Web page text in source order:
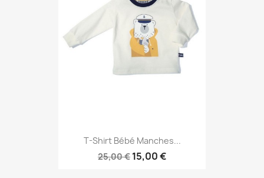
T-Shirt Bébé Manches...
25,00 € 15,00 €